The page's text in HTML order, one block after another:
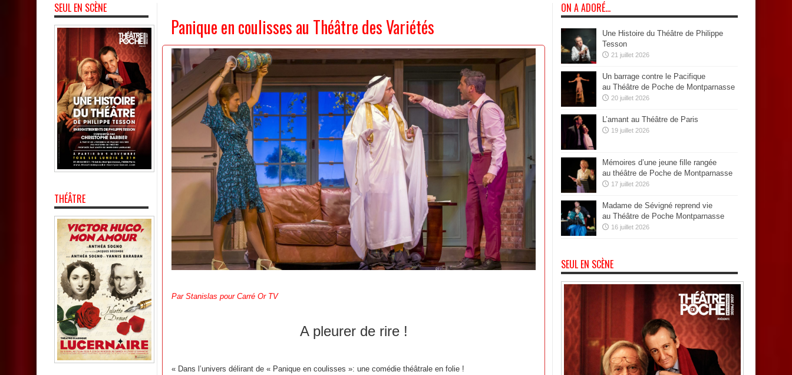
Panique en coulisses au Théâtre des Variétés
Par Stanislas pour Carré Or TV
A pleurer de rire !
« Dans l’univers délirant de « Panique en coulisses »: une comédie théâtrale en folie !
SEUL EN SCÈNE
THÉÂTRE
ON A ADORÉ…
Une Histoire du Théâtre de Philippe
Tesson
21 juillet 2026
Un barrage contre le Pacifique
au Théâtre de Poche de Montparnasse
20 juillet 2026
L’amant au Théâtre de Paris
19 juillet 2026
Mémoires d’une jeune fille rangée
au théâtre de Poche de Montparnasse
17 juillet 2026
Madame de Sévigné reprend vie
au Théâtre de Poche Montparnasse
16 juillet 2026
SEUL EN SCÈNE